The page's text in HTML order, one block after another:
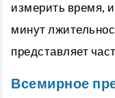
измерить время,
минут
представляет
Всемирное